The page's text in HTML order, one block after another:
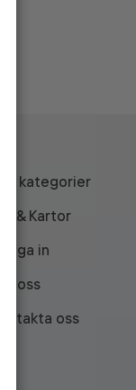
Alla kategorier
API & Kartor
Logga in
Om oss
Kontakta oss